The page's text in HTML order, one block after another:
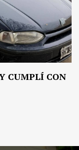
CUMPLÍ CON